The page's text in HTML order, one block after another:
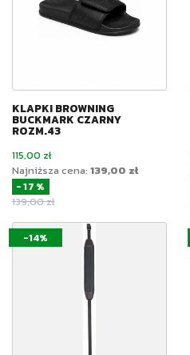
KLAPKI BROWNING
BUCKMARK CZARNY
ROZM.43
Cena
115,00 zł
Najniższa cena: 139,00 zł
-17%
Cena podstawowa
139,00 zł
-14%